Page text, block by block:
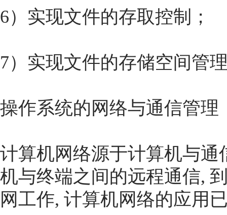
6）实现文件的存取控制；
7）实现文件的存储空间管
操作系统的网络与通信管理
计算机网络源于计算机与通
机与终端之间的远程通信,
网工作, 计算机网络的应用